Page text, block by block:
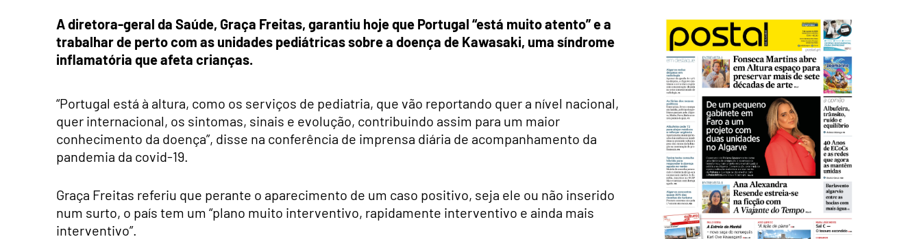
A diretora-geral da Saúde, Graça Freitas, garantiu hoje que Portugal “está muito atento” e a
trabalhar de perto com as unidades pediátricas sobre a doença de Kawasaki, uma síndrome
inflamatória que afeta crianças.
“Portugal está à altura, como os serviços de pediatria, que vão reportando quer a nível nacional,
quer internacional, os sintomas, sinais e evolução, contribuindo assim para um maior
conhecimento da doença”, disse na conferência de imprensa diária de acompanhamento da
pandemia da covid-19.
Graça Freitas referiu que perante o aparecimento de um caso positivo, seja ele ou não inserido
num surto, o país tem um “plano muito interventivo, rapidamente interventivo e ainda mais
interventivo”.